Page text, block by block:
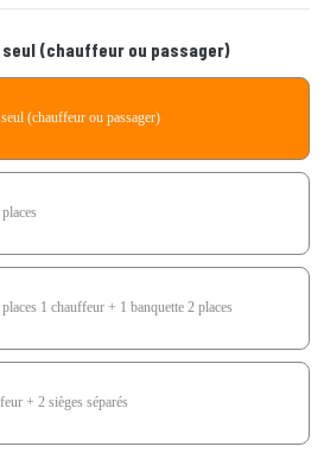
seul (chauffeur ou passager)
(chauffeur ou passager)
1 chauffeur + 1 banquette 2 places
+ 2 sièges séparés